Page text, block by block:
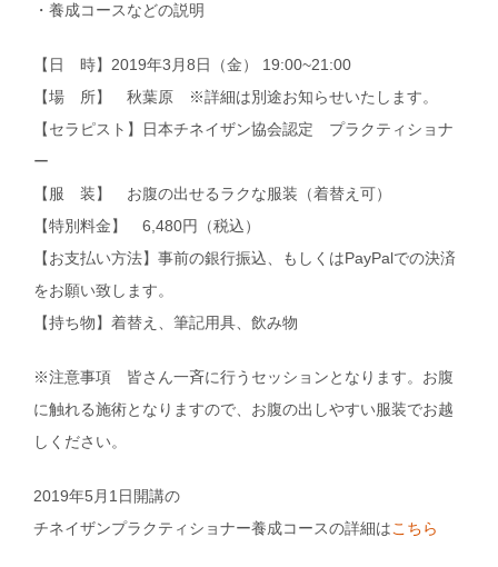
・養成コースなどの説明
【日 時】2019年3月8日（金） 19:00~21:00
【場 所】 秋葉原 ※詳細は別途お知らせいたします。
【セラピスト】日本チネイザン協会認定 プラクティショナ
ー
【服 装】 お腹の出せるラクな服装（着替え可）
【特別料金】 6,480円（税込）
【お支払い方法】事前の銀行振込、もしくはPayPalでの決済
をお願い致します。
【持ち物】着替え、筆記用具、飲み物
※注意事項 皆さん一斉に行うセッションとなります。お腹
に触れる施術となりますので、お腹の出しやすい服装でお越
しください。
2019年5月1日開講の
チネイザンプラクティショナー養成コースの詳細はこちら